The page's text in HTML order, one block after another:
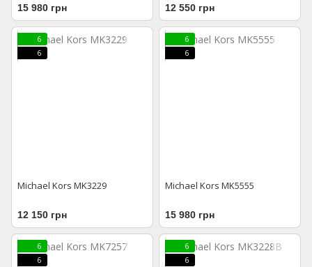
15 980 грн 12 550 грн
6
6
Michael Kors MK3229
12 150 грн
6
6
Michael Kors MK5555
15 980 грн
6
6
6
6